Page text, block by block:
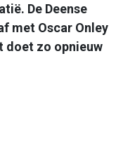
De Deense
met Oscar Onley
doet zo opnieuw